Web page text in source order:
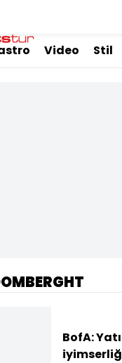
Video Stil
BofA: